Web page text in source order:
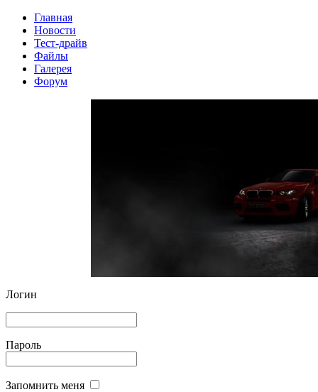
Главная
Новости
Тест-драйв
Файлы
Галерея
Форум
Логин
Пароль
Запомнить меня